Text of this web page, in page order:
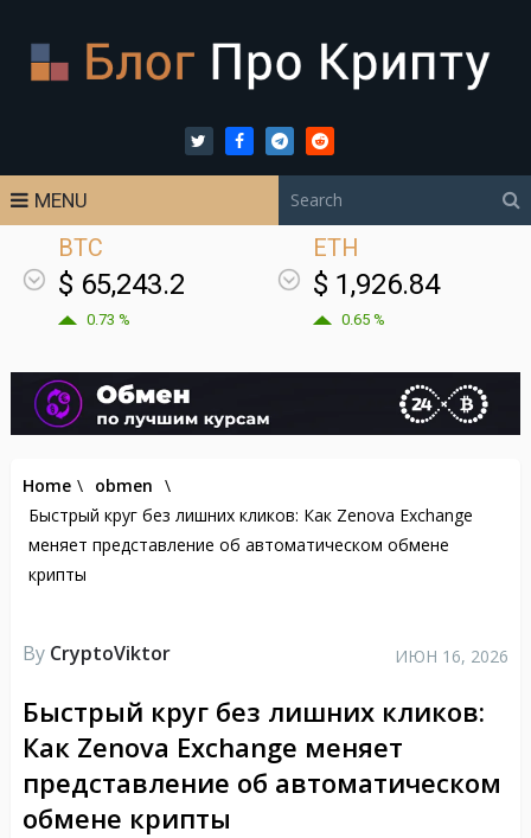
MENU
BTC
$ 65,243.2
0.73 %
ETH
$ 1,926.84
0.65 %
Home \ obmen \
Быстрый круг без лишних кликов: Как Zenova Exchange
меняет представление об автоматическом обмене
крипты
By CryptoViktor ИЮН 16, 2026
Быстрый круг без лишних кликов:
Как Zenova Exchange меняет
представление об автоматическом
обмене крипты